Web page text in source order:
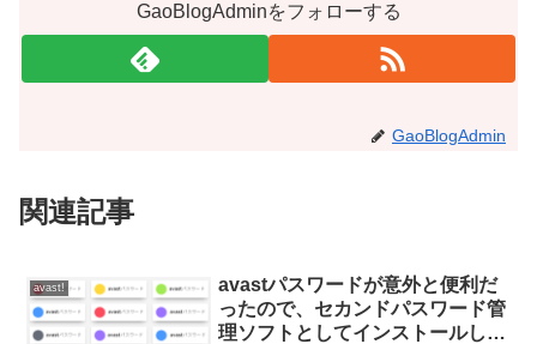
GaoBlogAdminをフォローする
GaoBlogAdmin
関連記事
avast!
avastパスワードが意外と便利だ
ったので、セカンドパスワード管
理ソフトとしてインストールした